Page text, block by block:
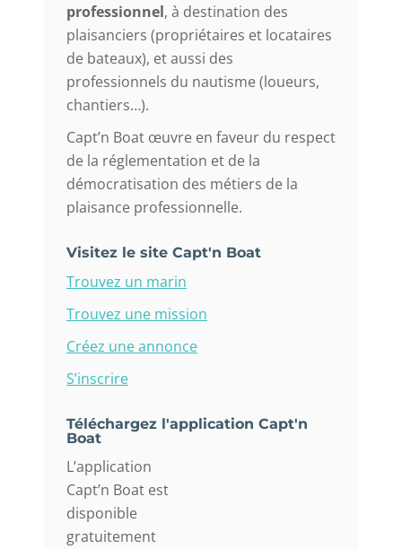
professionnel, à destination des
plaisanciers (propriétaires et locataires
de bateaux), et aussi des
professionnels du nautisme (loueurs,
chantiers…).
Capt’n Boat œuvre en faveur du respect
de la réglementation et de la
démocratisation des métiers de la
plaisance professionnelle.
Visitez le site Capt'n Boat
Trouvez un marin
Trouvez une mission
Créez une annonce
S’inscrire
Téléchargez l'application Capt'n
Boat
L’application
Capt’n Boat est
disponible
gratuitement